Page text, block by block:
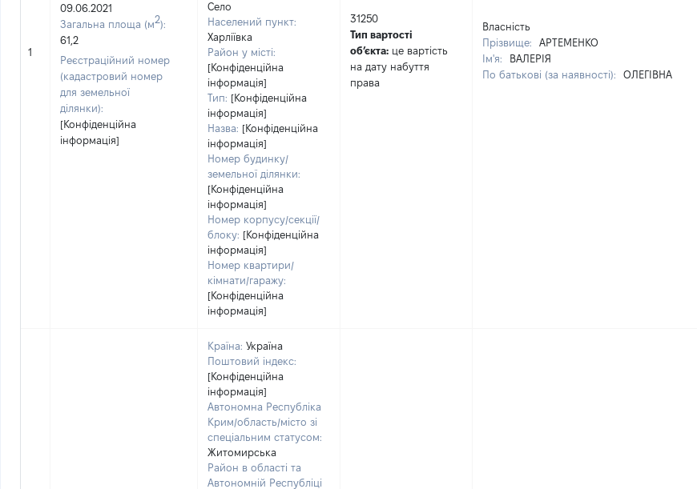
1
09.06.2021
Загальна площа (м2):
61,2
Реєстраційний номер
(кадастровий номер
для земельної
ділянки):
[Конфіденційна
інформація]
Село
Населений пункт:
Харліївка
Район у місті:
[Конфіденційна
інформація]
Тип: [Конфіденційна
інформація]
Назва: [Конфіденційна
інформація]
Номер будинку/
земельної ділянки:
[Конфіденційна
інформація]
Номер корпусу/секції/
блоку: [Конфіденційна
інформація]
Номер квартири/
кімнати/гаражу:
[Конфіденційна
інформація]
31250
Тип вартості
обʼєкта: це вартість
на дату набуття
права
Власність
Прізвище:
АРТЕМЕНКО
Ім'я:
ВАЛЕРІЯ
По батькові (за наявності):
ОЛЕГІВНА
Країна: Україна
Поштовий індекс:
[Конфіденційна
інформація]
Автономна Республіка
Крим/область/місто зі
спеціальним статусом:
Житомирська
Район в області та
Автономній Республіці